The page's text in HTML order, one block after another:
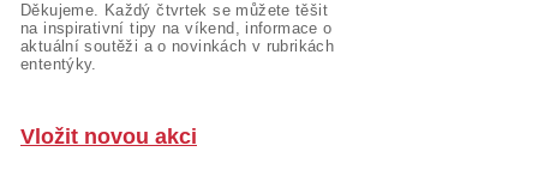
Děkujeme. Každý čtvrtek se můžete těšit
na inspirativní tipy na víkend, informace o
aktuální soutěži a o novinkách v rubrikách
ententýky.
Vložit novou akci